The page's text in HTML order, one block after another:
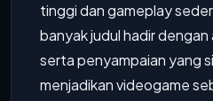
tinggi dan gameplay
banyak judul hadir
serta penyampaian yang
menjadikan videogame